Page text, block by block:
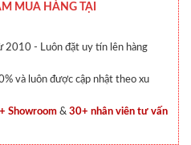
MUA HÀNG TẠI
2010 - Luôn đặt uy tín lên hàng
và luôn được cập nhật theo xu
Showroom & 30+ nhân viên tư vấn